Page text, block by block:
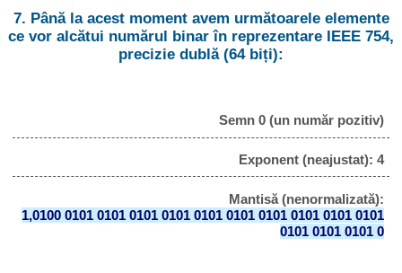
7. Până la acest moment avem următoarele elemente
ce vor alcătui numărul binar în reprezentare IEEE 754,
precizie dublă (64 biți):
Semn 0 (un număr pozitiv)
Exponent (neajustat): 4
Mantisă (nenormalizată):
1,0100 0101 0101 0101 0101 0101 0101 0101 0101 0101 0101
0101 0101 0101 0